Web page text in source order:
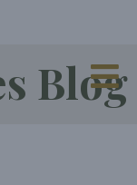
Blog